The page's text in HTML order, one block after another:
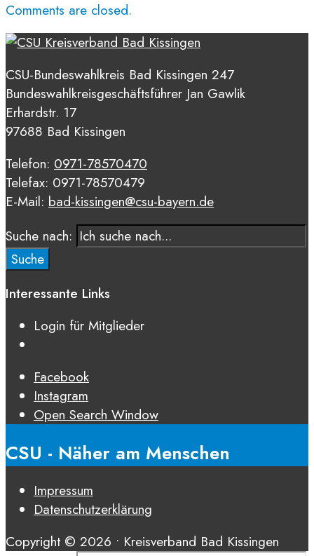
Comments are closed.
CSU-Bundeswahlkreis Bad Kissingen 247
Bundeswahlkreisgeschäftsführer Jan Gawlik
Erhardstr. 17
97688 Bad Kissingen
Telefon: 0971-78570470
Telefax: 0971-78570479
E-Mail: bad-kissingen@csu-bayern.de
Suche nach:
Suche
Interessante Links
Login für Mitglieder
Facebook
Instagram
Open Search Window
CSU - Näher am Menschen
Impressum
Datenschutz­erklärung
Copyright © 2026 • Kreisverband Bad Kissingen